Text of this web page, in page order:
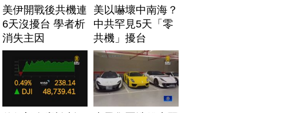
美伊開戰後共機連
6天沒擾台 學者析
消失主因
美以嚇壞中南海？
中共罕見5天「零
共機」擾台